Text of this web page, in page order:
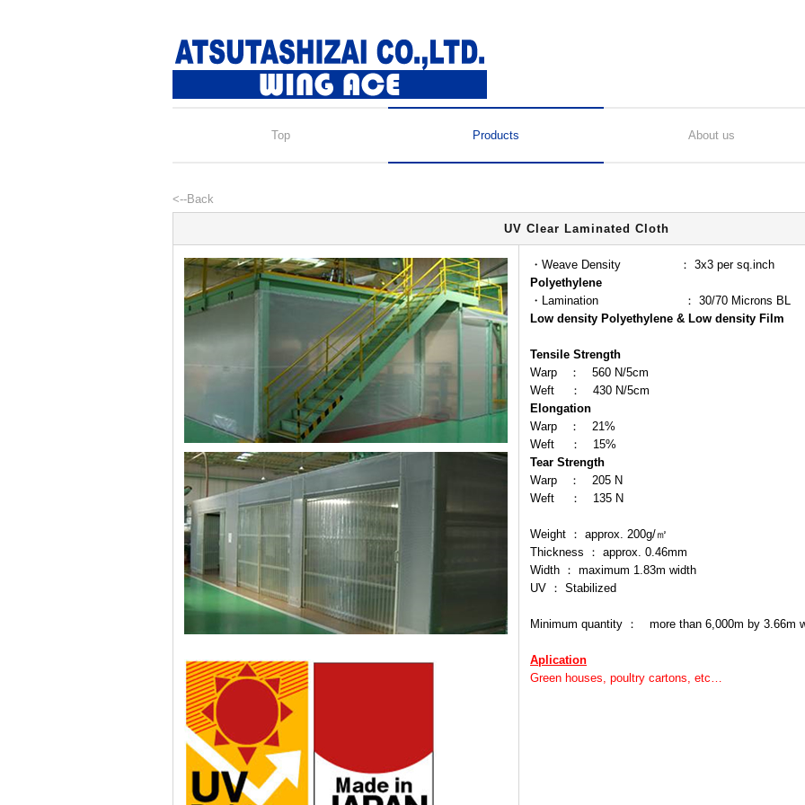
Top Products About us
<--Back
UV Clear Laminated Cloth
・Weave Density ： 3x3 per sq.inch
Polyethylene
・Lamination ： 30/70 Microns BL
Low density Polyethylene & Low density Film
Tensile Strength
Warp ： 560 N/5cm
Weft ： 430 N/5cm
Elongation
Warp ： 21%
Weft ： 15%
Tear Strength
Warp ： 205 N
Weft ： 135 N
Weight ： approx. 200g/㎡
Thickness ： approx. 0.46mm
Width ： maximum 1.83m width
UV ： Stabilized
Minimum quantity ： more than 6,000m by 3.66m
Aplication
Green houses, poultry cartons, etc…